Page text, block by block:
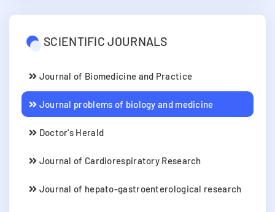
SCIENTIFIC JOURNALS
Journal of Biomedicine and Practice
Journal problems of biology and medicine
Doctor's Herald
Journal of Cardiorespiratory Research
Journal of hepato-gastroenterological research